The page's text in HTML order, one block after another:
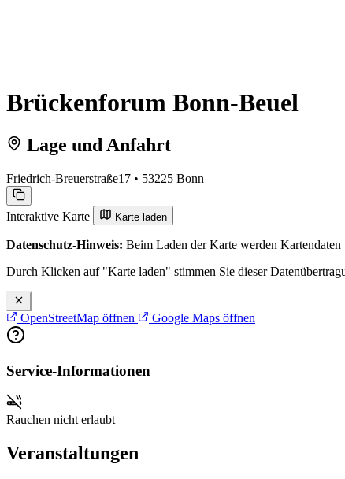
Brückenforum Bonn-Beuel
Lage und Anfahrt
Friedrich-Breuerstraße17 • 53225 Bonn
Interaktive Karte Karte laden
Datenschutz-Hinweis: Beim Laden der Karte werden
Durch Klicken auf "Karte laden" stimmen Sie dieser
OpenStreetMap öffnen Google Maps öffnen
Service-Informationen
Rauchen nicht erlaubt
Veranstaltungen